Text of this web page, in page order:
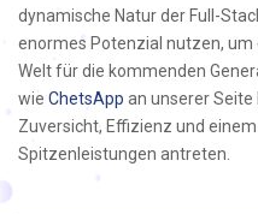
dynamische Natur der Full-
enormes Potenzial nutzen,
Welt für die kommenden
wie ChetsApp an unserer Seite
Zuversicht, Effizienz und
Spitzenleistungen antreten.